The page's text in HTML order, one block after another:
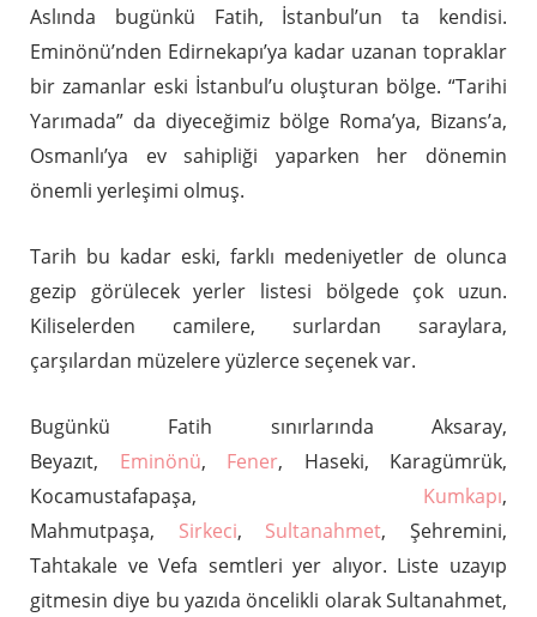
Aslında bugünkü Fatih, İstanbul’un ta kendisi.
Eminönü’nden Edirnekapı’ya kadar uzanan topraklar
bir zamanlar eski İstanbul’u oluşturan bölge. “Tarihi
Yarımada” da diyeceğimiz bölge Roma’ya, Bizans’a,
Osmanlı’ya ev sahipliği yaparken her dönemin
önemli yerleşimi olmuş.
Tarih bu kadar eski, farklı medeniyetler de olunca
gezip görülecek yerler listesi bölgede çok uzun.
Kiliselerden camilere, surlardan saraylara,
çarşılardan müzelere yüzlerce seçenek var.
Bugünkü Fatih sınırlarında Aksaray,
Beyazıt, Eminönü, Fener, Haseki, Karagümrük,
Kocamustafapaşa, Kumkapı,
Mahmutpaşa, Sirkeci, Sultanahmet, Şehremini,
Tahtakale ve Vefa semtleri yer alıyor. Liste uzayıp
gitmesin diye bu yazıda öncelikli olarak Sultanahmet,